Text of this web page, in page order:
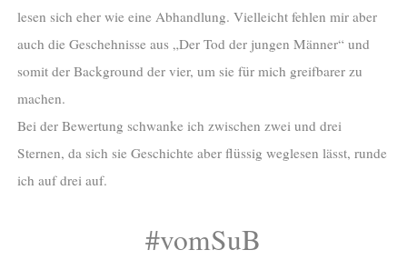
lesen sich eher wie eine Abhandlung. Vielleicht fehlen mir aber
auch die Geschehnisse aus „Der Tod der jungen Männer“ und
somit der Background der vier, um sie für mich greifbarer zu
machen.
Bei der Bewertung schwanke ich zwischen zwei und drei
Sternen, da sich sie Geschichte aber flüssig weglesen lässt, runde
ich auf drei auf.
#vomSuB